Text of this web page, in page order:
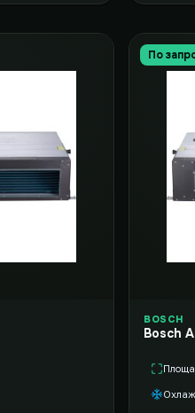
По
BOSCH
Bosch